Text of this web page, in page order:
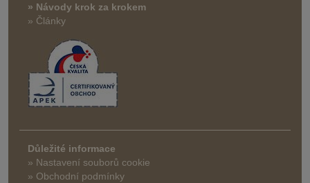
» Návody krok za krokem
» Články
Důležité informace
» Nastavení souborů cookie
» Obchodní podmínky